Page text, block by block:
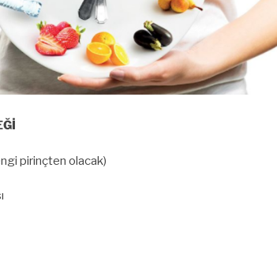
pirinçten olacak)